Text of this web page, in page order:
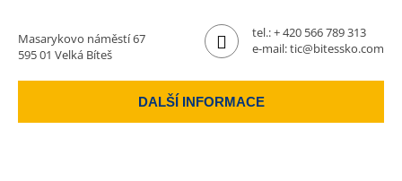
Masarykovo náměstí 67
595 01 Velká Bíteš
tel.:+ 420 566 789 313
e-mail:tic@bitessko.com
DALŠÍ INFORMACE